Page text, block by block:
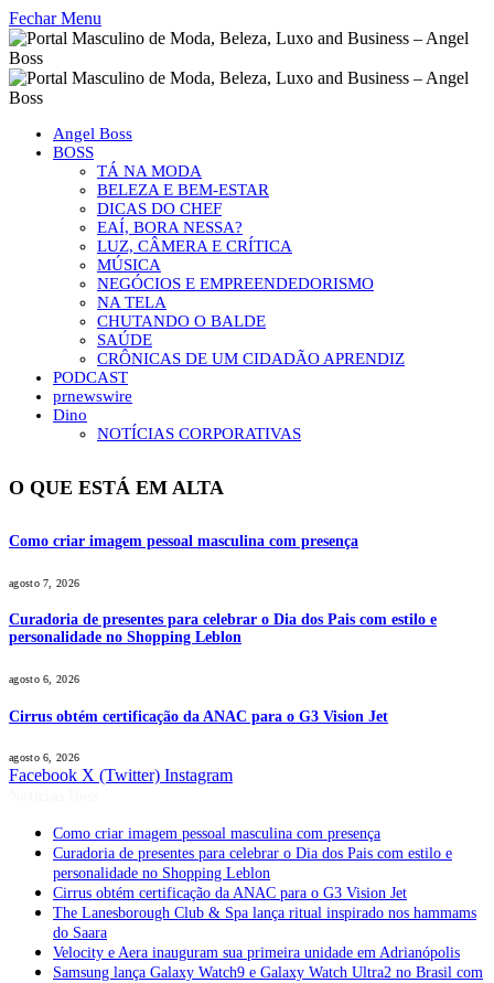
Fechar Menu
Angel Boss
BOSS
TÁ NA MODA
BELEZA E BEM-ESTAR
DICAS DO CHEF
EAÍ, BORA NESSA?
LUZ, CÂMERA E CRÍTICA
MÚSICA
NEGÓCIOS E EMPREENDEDORISMO
NA TELA
CHUTANDO O BALDE
SAÚDE
CRÔNICAS DE UM CIDADÃO APRENDIZ
PODCAST
prnewswire
Dino
NOTÍCIAS CORPORATIVAS
O QUE ESTÁ EM ALTA
Como criar imagem pessoal masculina com presença
agosto 7, 2026
Curadoria de presentes para celebrar o Dia dos Pais com estilo e
personalidade no Shopping Leblon
agosto 6, 2026
Cirrus obtém certificação da ANAC para o G3 Vision Jet
agosto 6, 2026
Facebook X (Twitter) Instagram
Como criar imagem pessoal masculina com presença
Curadoria de presentes para celebrar o Dia dos Pais com estilo e
personalidade no Shopping Leblon
Cirrus obtém certificação da ANAC para o G3 Vision Jet
The Lanesborough Club & Spa lança ritual inspirado nos hammams
do Saara
Velocity e Aera inauguram sua primeira unidade em Adrianópolis
Samsung lança Galaxy Watch9 e Galaxy Watch Ultra2 no Brasil com